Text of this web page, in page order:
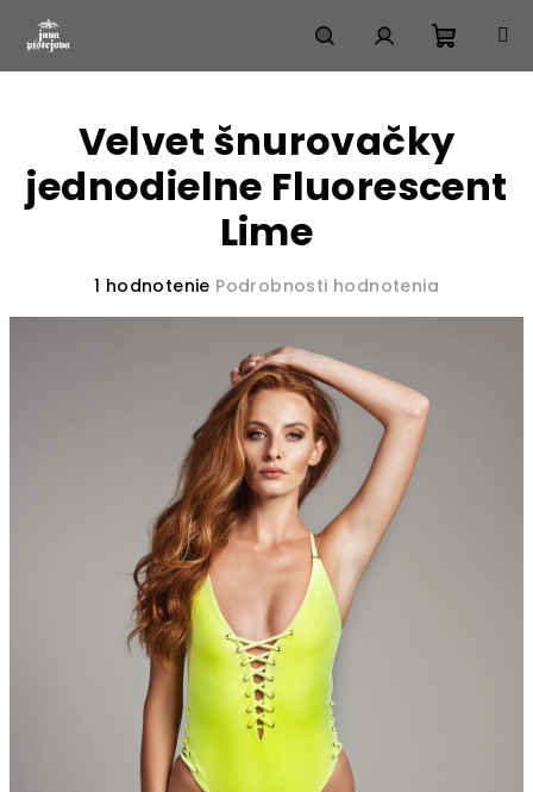
obsah
HľadaťPrihlásenie
košík
Velvet šnurovačky
jednodielne Fluorescent
Lime
Priemerné
hviezdičiek.
1 hodnotenie Podrobnosti hodnotenia